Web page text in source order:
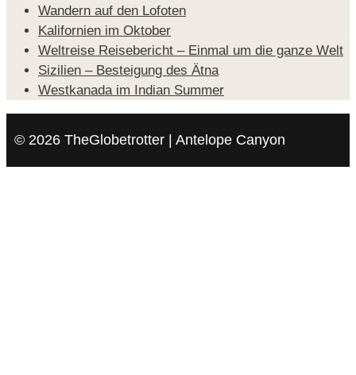
Wandern auf den Lofoten
Kalifornien im Oktober
Weltreise Reisebericht – Einmal um die ganze Welt
Sizilien – Besteigung des Ätna
Westkanada im Indian Summer
© 2026 TheGlobetrotter | Antelope Canyon